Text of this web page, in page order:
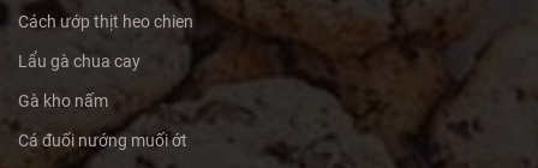
Cách ướp thịt heo chien
Lẩu gà chua cay
Gà kho nấm
Cá đuối nướng muối ớt